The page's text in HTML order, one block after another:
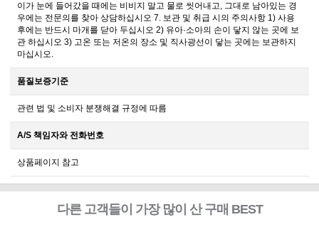
이가 눈에 들어갔을 때에는 비비지 말고 물로 씻어내고, 그대로 남아있는 경
우에는 전문의를 찾아 상담하십시오 7. 보관 및 취급 시의 주의사항 1) 사용
후에는 반드시 마개를 닫아 두십시오 2) 유아·소아의 손이 닿지 않는 곳에 보
관 하십시오 3) 고온 또는 저온의 장소 및 직사광선이 닿는 곳에는 보관하지
마십시오.
품질보증기준
관련 법 및 소비자 분쟁해결 규정에 따름
A/S 책임자와 전화번호
상품페이지 참고
다른 고객들이 가장 많이 산 구매 BEST